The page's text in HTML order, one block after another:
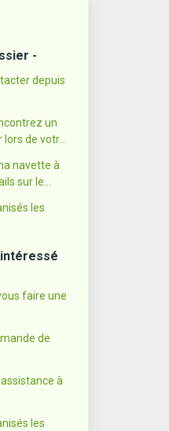
-
depuis
un
de votre
navette à
sur le
les
faire une
de
à
les